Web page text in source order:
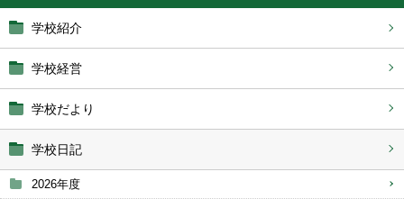
学校紹介
学校経営
学校だより
学校日記
2026年度